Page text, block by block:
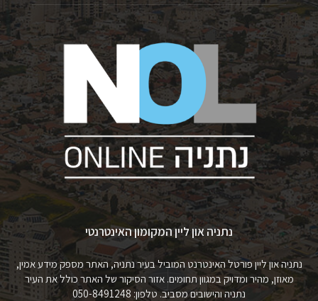
נתניה און ליין המקומון האינטרנטי
נתניה און ליין פורטל האינטרנט המוביל בעיר נתניה, האתר מספק מידע אמין,
מאוזן, מהיר ומדויק במגוון תחומים. אזור הסיקור של האתר כולל את העיר
נתניה והישובים מסביב. טלפון: 050-8491248